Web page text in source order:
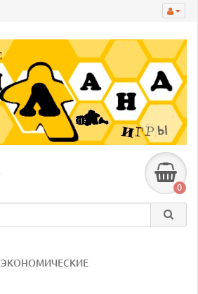
0
ЭКОНОМИЧЕСКИЕ